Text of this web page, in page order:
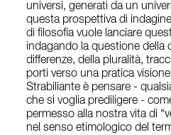
universi, generati da un
questa prospettiva di
di filosofia vuole lanciare
indagando la questione della
differenze, della pluralità,
porti verso una pratica
Strabiliante è pensare -
che si voglia prediligere -
permesso alla nostra vita di
nel senso etimologico del